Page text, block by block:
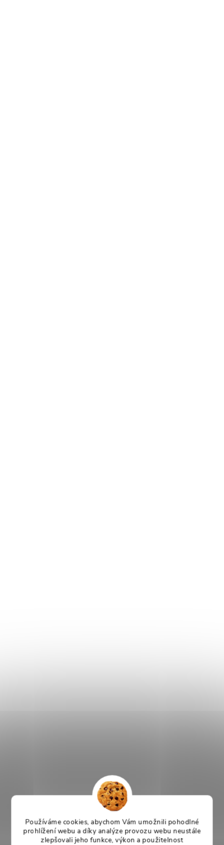
Používáme cookies, abychom Vám umožnili pohodlné
prohlížení webu a díky analýze provozu webu neustále
zlepšovali jeho funkce, výkon a použitelnost